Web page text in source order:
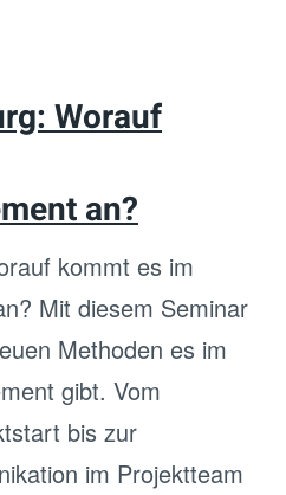
Worauf
an?
kommt es im
Mit diesem Seminar
Methoden es im
gibt. Vom
bis zur
im Projektteam